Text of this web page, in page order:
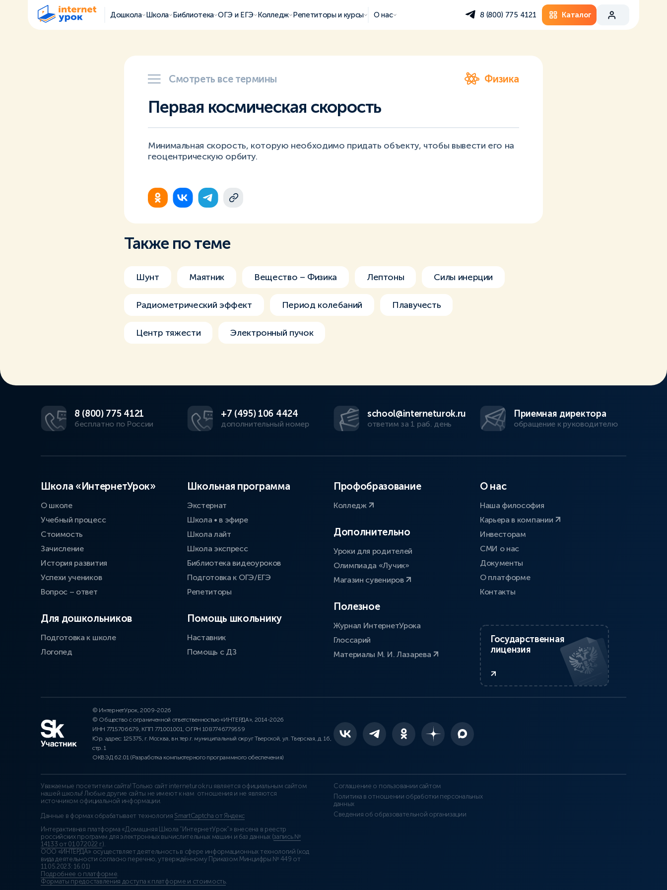
Дошкола Школа Библиотека ОГЭ и ЕГЭ Колледж Репетиторы и курсы О нас 8 (800) 775 4121 Каталог
Смотреть все термины Физика
Первая космическая скорость
Минимальная скорость, которую необходимо придать объекту, чтобы вывести его на
геоцентрическую орбиту.
Также по теме
Шунт Маятник Вещество – Физика Лептоны Силы инерции
Радиометрический эффект Период колебаний Плавучесть
Центр тяжести Электронный пучок
8 (800) 775 4121
бесплатно по России
+7 (495) 106 4424
дополнительный номер
school@interneturok.ru
ответим за 1 раб. день
Приемная директора
обращение к руководителю
Школа «ИнтернетУрок»
О школе
Учебный процесс
Стоимость
Зачисление
История развития
Успехи учеников
Вопрос – ответ
Для дошкольников
Подготовка к школе
Логопед
Школьная программа
Экстернат
Школа • в эфире
Школа лайт
Школа экспресс
Библиотека видеоуроков
Подготовка к ОГЭ/ЕГЭ
Репетиторы
Помощь школьнику
Наставник
Помощь с ДЗ
Профобразование
Колледж
Дополнительно
Уроки для родителей
Олимпиада «Лучик»
Магазин сувениров
Полезное
Журнал ИнтернетУрока
Глоссарий
Материалы М. И. Лазарева
О нас
Наша философия
Карьера в компании
Инвесторам
СМИ о нас
Документы
О платформе
Контакты
Государственная
лицензия
© ИнтернетУрок, 2009-2026
© Общество с ограниченной ответственностью «ИНТЕРДА», 2014-2026
ИНН 7715706679, КПП 771001001, ОГРН 1087746779559
Юр. адрес: 125375, г. Москва, вн.тер.г. муниципальный округ Тверской, ул. Тверская, д. 16,
стр. 1
ОКВЭД 62.01 (Разработка компьютерного программного обеспечения)
Уважаемые посетители сайта! Только сайт interneturok.ru является официальным сайтом
нашей школы! Любые другие сайты не имеют к нам отношения и не являются
источником официальной информации.
Данные в формах обрабатывает технология SmartCaptcha от Яндекс
Интерактивная платформа «Домашняя Школа “ИнтернетУрок”» внесена в реестр
российских программ для электронных вычислительных машин и баз данных (запись №
14133 от 01.07.2022 г.).
ООО «ИНТЕРДА» осуществляет деятельность в сфере информационных технологий (код
вида деятельности согласно перечню, утверждённому Приказом Минцифры № 449 от
11.05.2023: 16.01)
Подробнее о платформе.
Форматы предоставления доступа к платформе и стоимость.
Соглашение о пользовании сайтом
Политика в отношении обработки персональных
данных
Сведения об образовательной организации